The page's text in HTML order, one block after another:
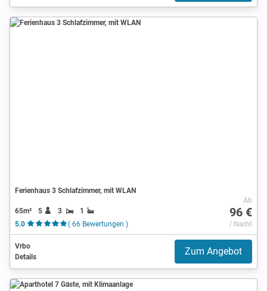
Ferienhaus 3 Schlafzimmer, mit WLAN
65m² 5 3
1
5.0
( 66 Bewertungen )
Ab
96 €
/ Nacht
Vrbo
Details
Zum Angebot